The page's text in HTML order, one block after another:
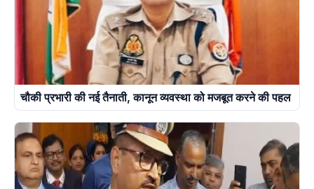
चौकी प्रभारी की नई तैनाती, कानून व्यवस्था को मजबूत करने की पहल